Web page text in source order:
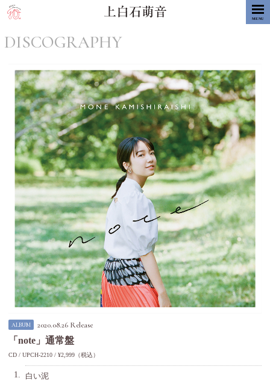
MENU
DISCOGRAPHY
ALBUM 2020.08.26 Release
「note」通常盤
CD UPCH-2210 ¥2,999（税込）
1. 白い泥